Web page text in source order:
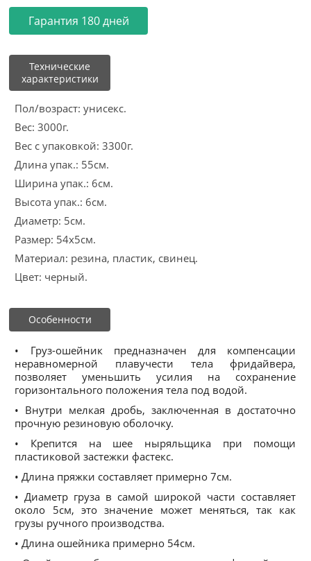
Гарантия 180 дней
Технические
характеристики
Пол/возраст: унисекс.
Вес: 3000г.
Вес с упаковкой: 3300г.
Длина упак.: 55см.
Ширина упак.: 6см.
Высота упак.: 6см.
Диаметр: 5см.
Размер: 54x5см.
Материал: резина, пластик, свинец.
Цвет: черный.
Особенности
• Груз-ошейник предназначен для компенсации
неравномерной плавучести тела фридайвера,
позволяет уменьшить усилия на сохранение
горизонтального положения тела под водой.
• Внутри мелкая дробь, заключенная в достаточно
прочную резиновую оболочку.
• Крепится на шее ныряльщика при помощи
пластиковой застежки фастекс.
• Длина пряжки составляет примерно 7см.
• Диаметр груза в самой широкой части составляет
около 5см, это значение может меняться, так как
грузы ручного производства.
• Длина ошейника примерно 54см.